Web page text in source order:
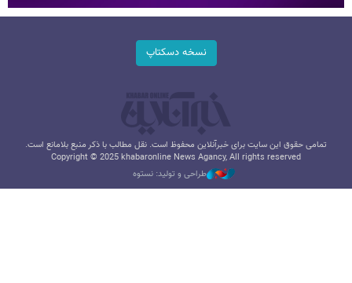
نسخه دسکتاپ
تمامی حقوق این سایت برای خبرآنلاین محفوظ است. نقل مطالب با ذکر منبع بلامانع است.
Copyright © 2025 khabaronline News Agancy, All rights reserved
طراحی و تولید: نستوه